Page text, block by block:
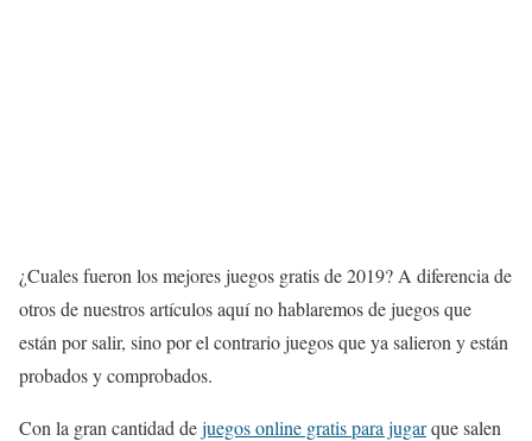
¿Cuales fueron los mejores juegos gratis de 2019? A diferencia de
otros de nuestros artículos aquí no hablaremos de juegos que
están por salir, sino por el contrario juegos que ya salieron y están
probados y comprobados.
Con la gran cantidad dejuegos online gratis para jugarque salen